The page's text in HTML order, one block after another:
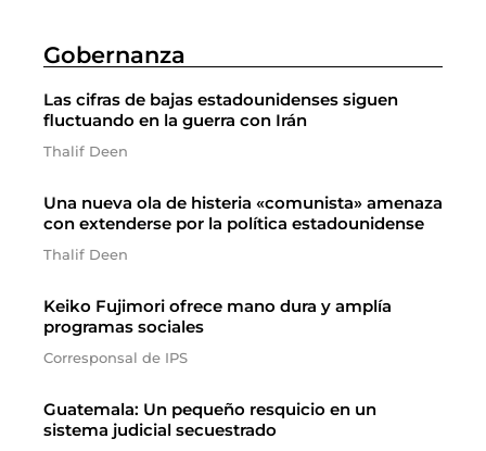
Gobernanza
Las cifras de bajas estadounidenses siguen
fluctuando en la guerra con Irán
Thalif Deen
Una nueva ola de histeria «comunista» amenaza
con extenderse por la política estadounidense
Thalif Deen
Keiko Fujimori ofrece mano dura y amplía
programas sociales
Corresponsal de IPS
Guatemala: Un pequeño resquicio en un
sistema judicial secuestrado